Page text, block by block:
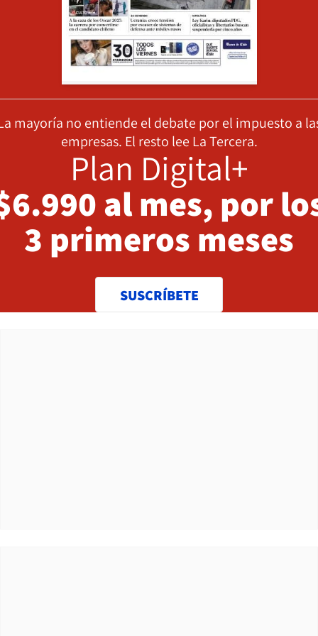
mayoría no entiende el debate por el impuesto a
empresas. El resto lee La Tercera.
Plan Digital+
al mes, por
3 primeros meses
SUSCRÍBETE